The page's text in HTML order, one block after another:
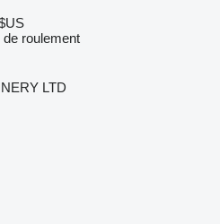
roulement
LTD